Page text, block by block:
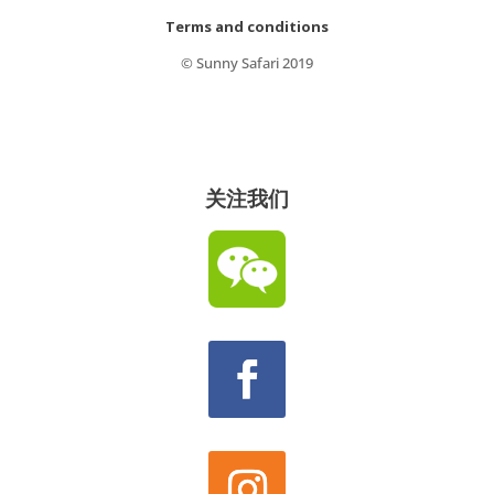
Terms and conditions
© Sunny Safari 2019
关注我们